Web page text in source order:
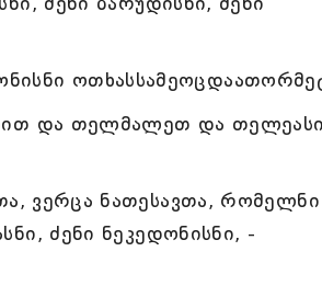
და თელმალეთ და
ვერცა ნათესავთა, რომელნი
ძენი ნეკედონისნი, -